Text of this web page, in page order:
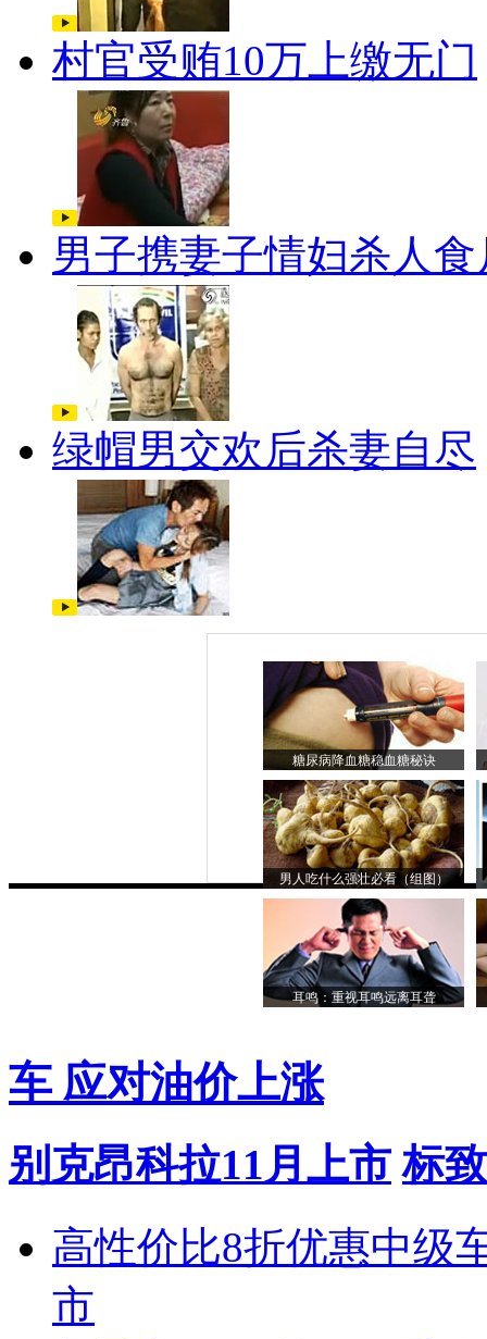
村官受贿10万上缴无门
男子携妻子情妇杀人食
绿帽男交欢后杀妻自尽
糖尿病降血糖稳血糖秘诀
男人吃什么强壮必看（组图）
耳鸣：重视耳鸣远离耳聋
车 应对油价上涨
别克昂科拉11月上市 标
高性价比8折优惠中级
市